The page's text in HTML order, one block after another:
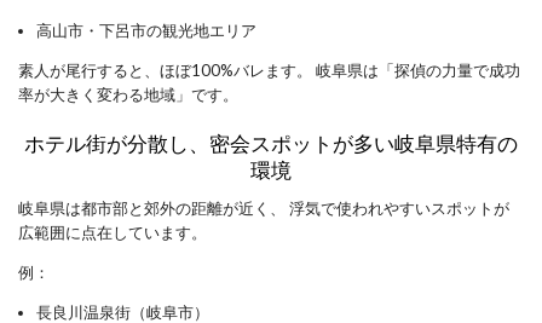
高山市・下呂市の観光地エリア
素人が尾行すると、ほぼ100%バレます。 岐阜県は「探偵の力量で成功
率が大きく変わる地域」です。
ホテル街が分散し、密会スポットが多い岐阜県特有の
環境
岐阜県は都市部と郊外の距離が近く、 浮気で使われやすいスポットが
広範囲に点在しています。
例：
長良川温泉街（岐阜市）